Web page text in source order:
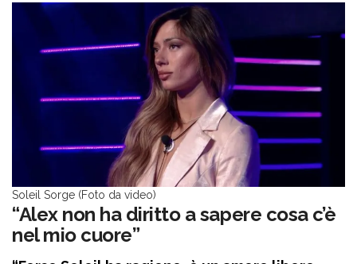
Soleil Sorge (Foto da video)
“Alex non ha diritto a sapere cosa c’è
nel mio cuore”